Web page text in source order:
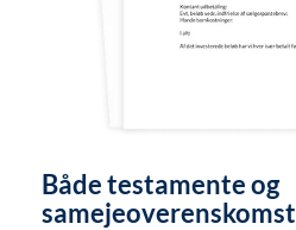
Både testamente og
samejeoverenskomst